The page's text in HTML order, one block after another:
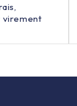
virement